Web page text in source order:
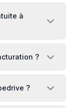
à
?
?